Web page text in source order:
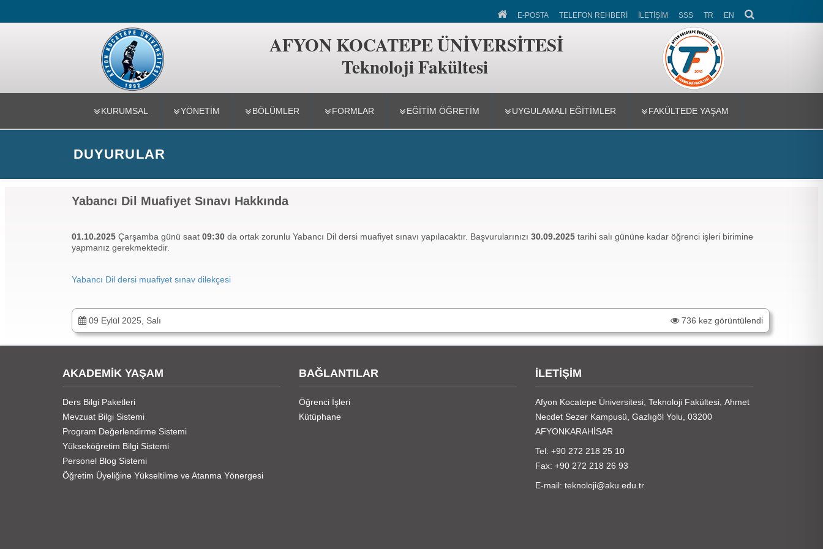
Teknoloji Fakültesi
E-POSTA TELEFON REHBERİ İLETİŞİM SSS TR EN
AFYON KOCATEPE ÜNİVERSİTESİ
Teknoloji Fakültesi
KURUMSAL YÖNETİM BÖLÜMLER FORMLAR EĞITIM ÖĞRETIM UYGULAMALI EĞİTİMLER FAKÜLTEDE YAŞAM
DUYURULAR
Yabancı Dil Muafiyet Sınavı Hakkında
01.10.2025 Çarşamba günü saat 09:30 da ortak zorunlu Yabancı Dil dersi muafiyet sınavı yapılacaktır. Başvurularınızı 30.09.2025 tarihi salı gününe kadar öğrenci işleri birimine
yapmanız gerekmektedir.
Yabancı Dil dersi muafiyet sınav dilekçesi
09 Eylül 2025, Salı 736 kez görüntülendi
AKADEMİK YAŞAM
Ders Bilgi Paketleri
Mevzuat Bilgi Sistemi
Program Değerlendirme Sistemi
Yükseköğretim Bilgi Sistemi
Personel Blog Sistemi
Öğretim Üyeliğine Yükseltilme ve Atanma Yönergesi
BAĞLANTILAR
Öğrenci İşleri
Kütüphane
İLETİŞİM
Afyon Kocatepe Üniversitesi, Teknoloji Fakültesi, Ahmet
Necdet Sezer Kampusü, Gazlıgöl Yolu, 03200
AFYONKARAHİSAR
Tel: +90 272 218 25 10
Fax: +90 272 218 26 93
E-mail: teknoloji@aku.edu.tr